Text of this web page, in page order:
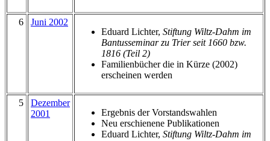
6
Juni 2002
Eduard Lichter, Stiftung Wiltz-Dahm im
Bantusseminar zu Trier seit 1660 bzw.
1816 (Teil 2)
Familienbücher die in Kürze (2002)
erscheinen werden
5
Dezember
2001
Ergebnis der Vorstandswahlen
Neu erschienene Publikationen
Eduard Lichter, Stiftung Wiltz-Dahm im